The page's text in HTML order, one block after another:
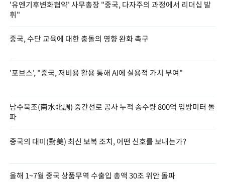
'유엔기후변화협약' 사무총장 "중국, 다자주의 과정에서 리더십 발
휘"
중국, 수단 교육에 대한 충돌의 영향 완화 촉구
'포브스', "중국, 저비용 활용 통해 AI에 실용적 가치 부여"
남수북조(南水北調) 중간선로 공사 누적 송수량 800억 입방미터 돌
파
중국의 대미(對美) 최신 보복 조치, 어떤 신호를 보내는가?
올해 1~7월 중국 상품무역 수출입 총액 30조 위안 돌파